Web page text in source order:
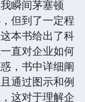
瞬间茅塞顿
但到了一定程
本书给出了科
直对企业如何
，书中详细阐
通过图示和例
这对于理解企